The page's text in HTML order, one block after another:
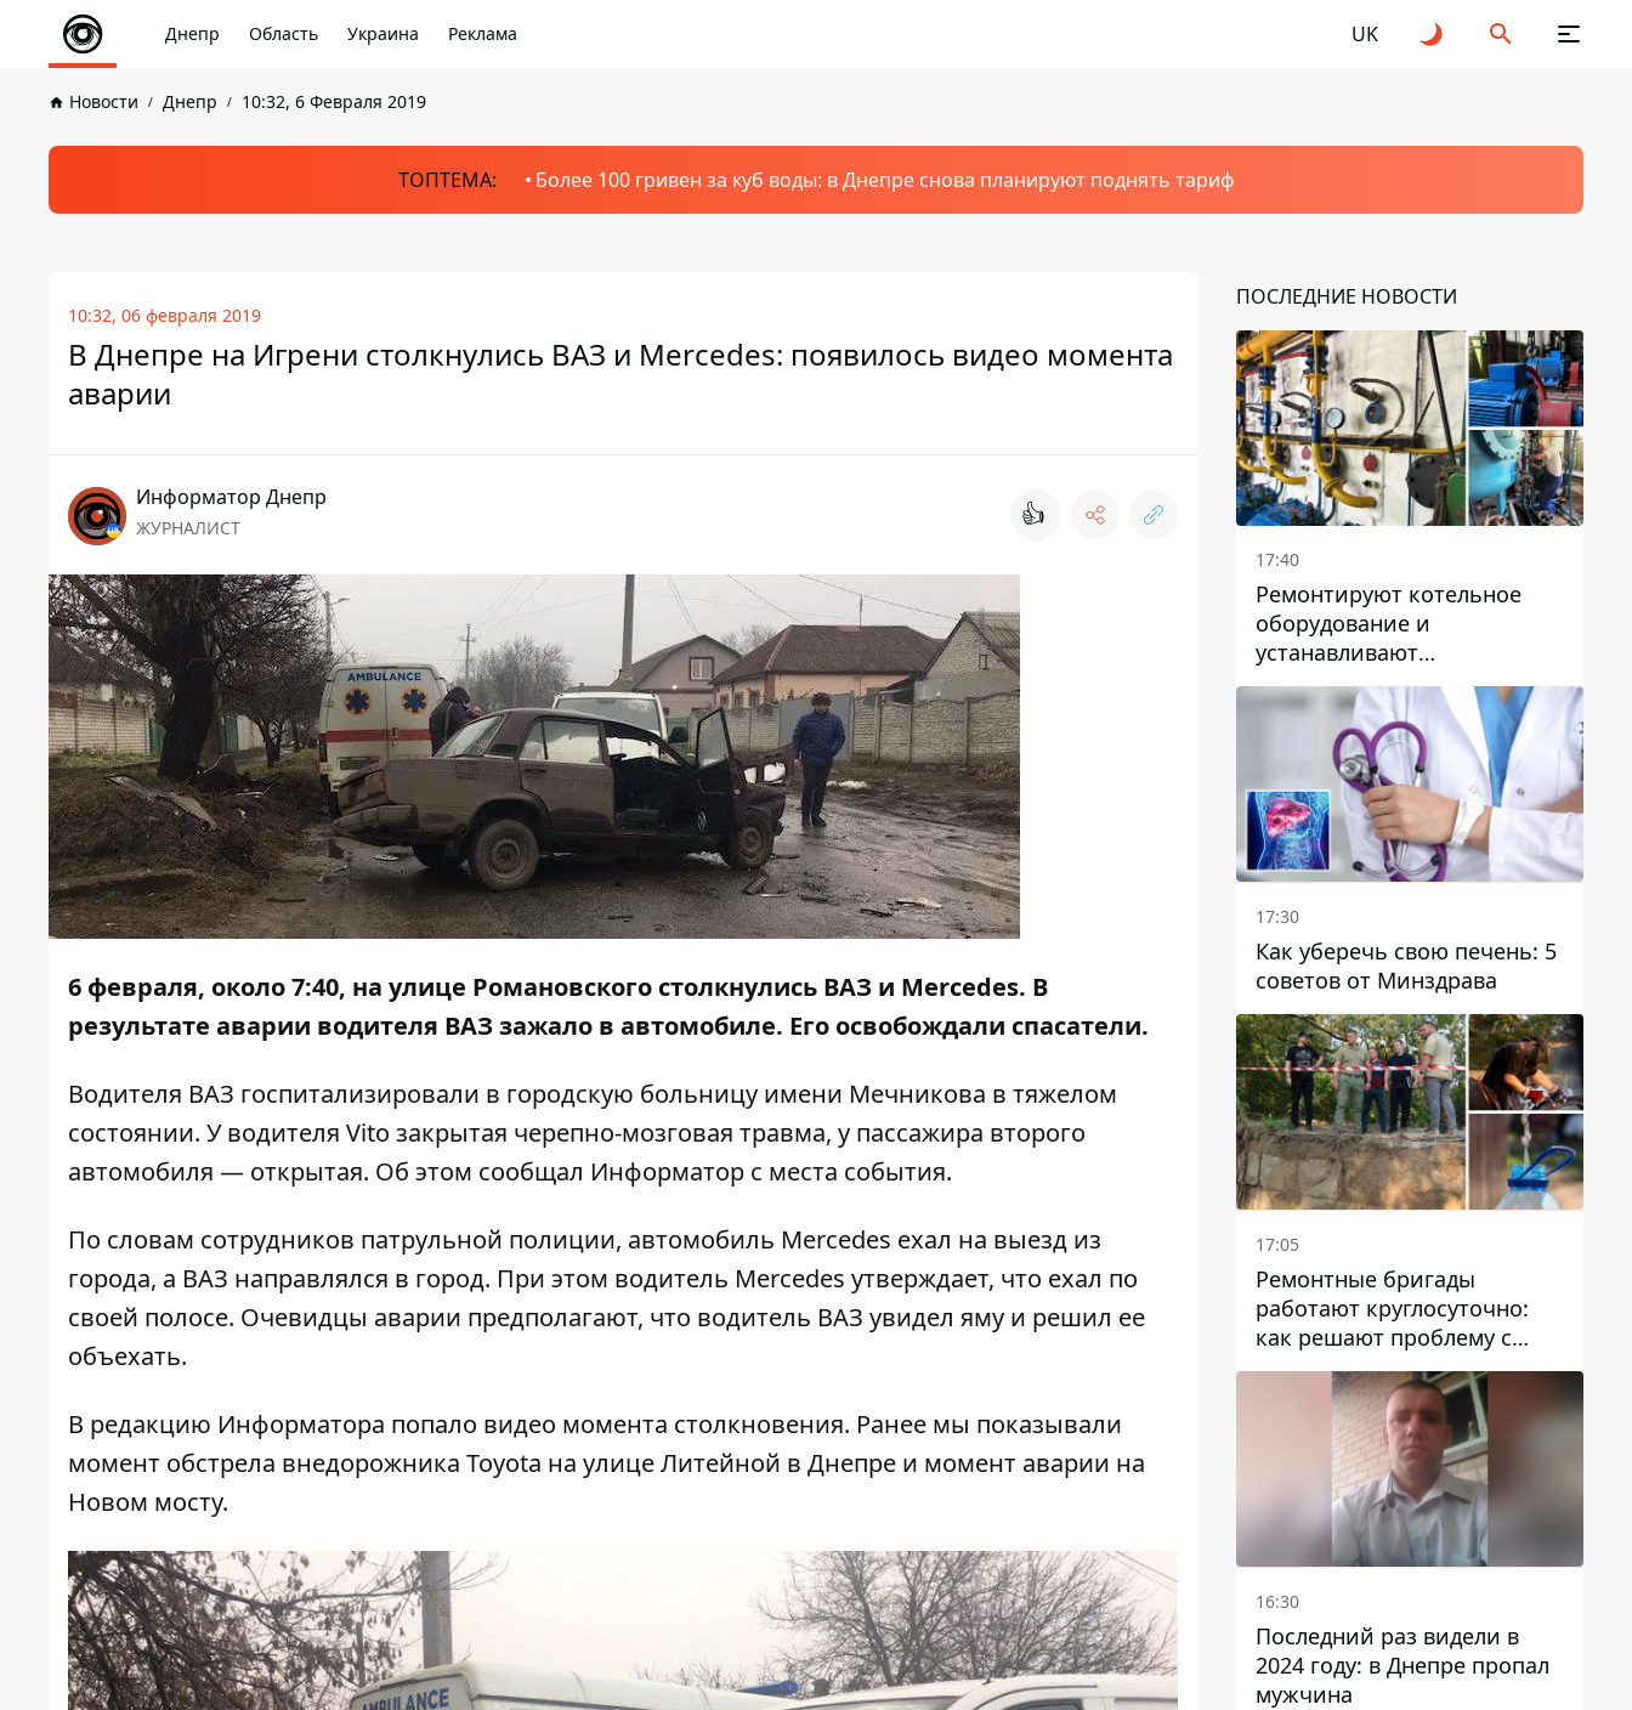
Днепр Область Украина Реклама UK
Новости Днепр 10:32, 6 Февраля 2019
ТОПТЕМА: Более 100 гривен за куб воды: в Днепре снова планируют поднять тариф
10:32, 06 февраля 2019
В Днепре на Игрени столкнулись ВАЗ и Mercedes: появилось видео момента
аварии
Информатор Днепр
ЖУРНАЛИСТ 👍
6 февраля, около 7:40, на улице Романовского столкнулись ВАЗ и Mercedes. В
результате аварии водителя ВАЗ зажало в автомобиле. Его освобождали спасатели.
Водителя ВАЗ госпитализировали в городскую больницу имени Мечникова в тяжелом
состоянии. У водителя Vito закрытая черепно-мозговая травма, у пассажира второго
автомобиля — открытая. Об этом сообщал Информатор с места события.
По словам сотрудников патрульной полиции, автомобиль Mercedes ехал на выезд из
города, а ВАЗ направлялся в город. При этом водитель Mercedes утверждает, что ехал по
своей полосе. Очевидцы аварии предполагают, что водитель ВАЗ увидел яму и решил ее
объехать.
В редакцию Информатора попало видео момента столкновения. Ранее мы показывали
момент обстрела внедорожника Toyota на улице Литейной в Днепре и момент аварии на
Новом мосту.
ПОСЛЕДНИЕ НОВОСТИ
17:40
Ремонтируют котельное
оборудование и
устанавливают
генераторные установки:
как в Днепре готовятся к
отопительному сезону
17:30
Как уберечь свою печень: 5
советов от Минздрава
17:05
Ремонтные бригады
работают круглосуточно:
как решают проблему с
водой в Марганецкой
громаде
16:30
Последний раз видели в
2024 году: в Днепре пропал
мужчина